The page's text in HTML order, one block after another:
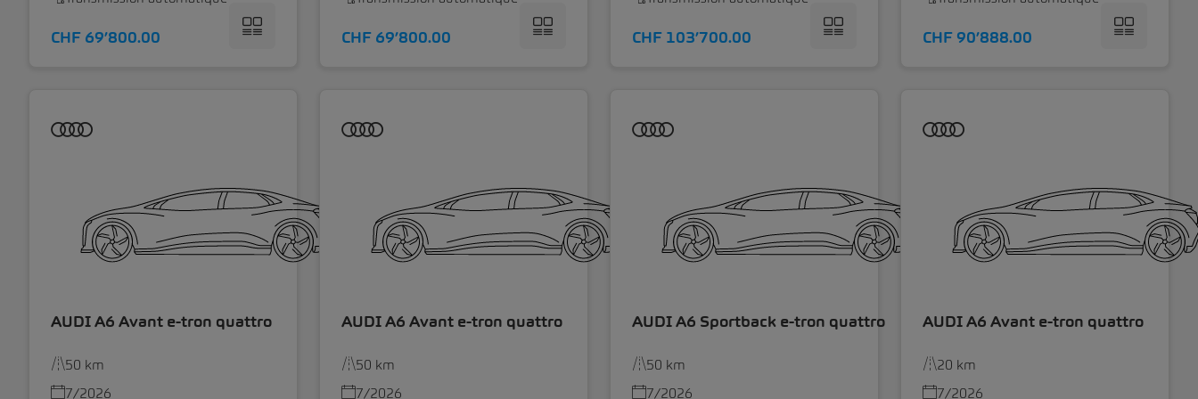
CHF 69’800.00 CHF 69’800.00 CHF 103’700.00 CHF 90’888.00
AUDI A6 Avant e-tron quattro
50 km
7/2026
AUDI A6 Avant e-tron quattro
50 km
7/2026
AUDI A6 Sportback e-tron quattro
50 km
7/2026
AUDI A6 Avant e-tron quattro
20 km
7/2026